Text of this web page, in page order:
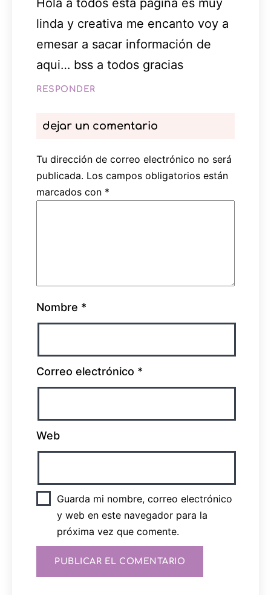
Hola a todos esta pagina es muy
linda y creativa me encanto voy a
emesar a sacar información de
aqui… bss a todos gracias
RESPONDER
dejar un comentario
Tu dirección de correo electrónico no será
publicada. Los campos obligatorios están
marcados con *
Nombre *
Correo electrónico *
Web
Guarda mi nombre, correo electrónico
y web en este navegador para la
próxima vez que comente.